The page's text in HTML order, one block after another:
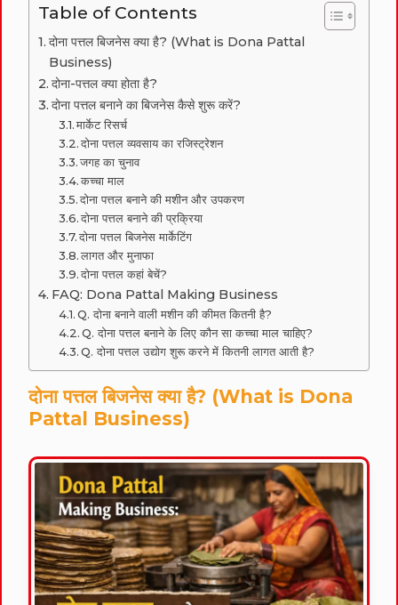
Table of Contents
दोना पत्तल बिजनेस क्या है? (What is Dona Pattal
Business)
दोना-पत्तल क्या होता है?
दोना पत्तल बनाने का बिजनेस कैसे शुरू करें?
मार्केट रिसर्च
दोना पत्तल व्यवसाय का रजिस्ट्रेशन
जगह का चुनाव
कच्चा माल
दोना पत्तल बनाने की मशीन और उपकरण
दोना पत्तल बनाने की प्रक्रिया
दोना पत्तल बिजनेस मार्केटिंग
लागत और मुनाफा
दोना पत्तल कहां बेचें?
FAQ: Dona Pattal Making Business
Q. दोना बनाने वाली मशीन की कीमत कितनी है?
Q. दोना पत्तल बनाने के लिए कौन सा कच्चा माल चाहिए?
Q. दोना पत्तल उद्योग शुरू करने में कितनी लागत आती है?
दोना पत्तल बिजनेस क्या है? (What is Dona
Pattal Business)